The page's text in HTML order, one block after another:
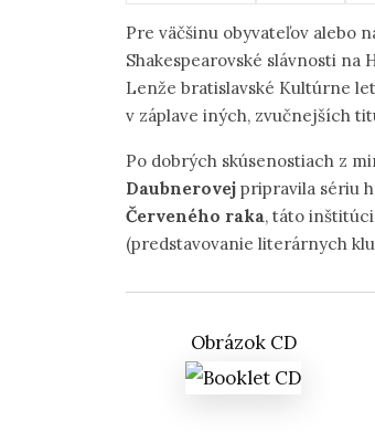
Pre väčšinu obyvateľov alebo
Shakespearovské slávnosti na
Lenže bratislavské Kultúrne
v záplave iných, zvučnejších
Po dobrých skúsenostiach z
Daubnerovej pripravila sériu
Červeného raka, táto
(predstavovanie literárnych
Obrázok CD